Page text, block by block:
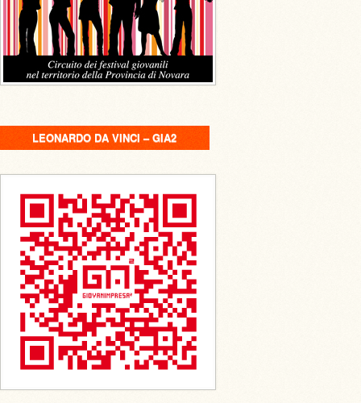
LEONARDO DA VINCI – GIA2